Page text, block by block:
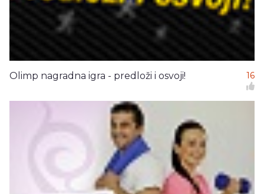
Olimp nagradna igra - predloži i osvoji! 16